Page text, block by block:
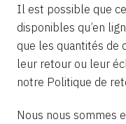
Il est possible que
disponibles qu’en
que les quantités de
leur retour ou leur
notre Politique de
Nous nous sommes